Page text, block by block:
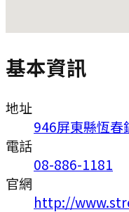
基本資訊
地址
946屏東縣恆
電話
08-886-1181
官網
http://